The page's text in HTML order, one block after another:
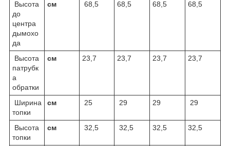
Высота
до
центра
дымохо
да
cм 68,5 68,5 68,5 68,5
Высота
патрубк
а
обратки
cм 23,7 23,7 23,7 23,7
Ширина
топки
cм 25 29 29 29
Высота
топки
cм 32,5 32,5 32,5 32,5